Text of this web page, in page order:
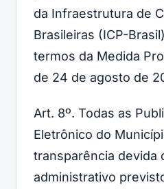
da Infraestrutura de
Brasileiras (ICP-
termos da Medida
de 24 de agosto de
Art. 8º. Todas as
Eletrônico do
transparência devida
administrativo